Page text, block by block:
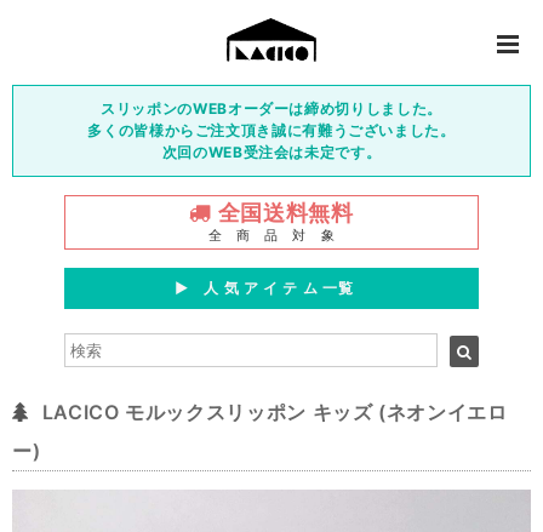
スリッポンのWEBオーダーは締め切りしました。
多くの皆様からご注文頂き誠に有難うございました。
次回のWEB受注会は未定です。
全国送料無料
全 商 品 対 象
▶︎ 人 気 ア イ テ ム 一覧
LACICO モルックスリッポン キッズ (ネオンイエロ
ー)